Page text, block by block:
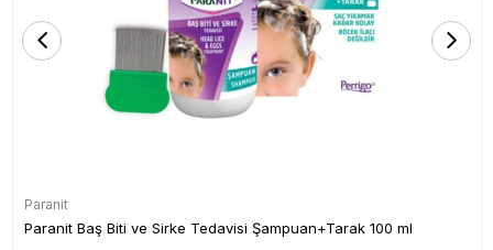
Paranit
Paranit Baş Biti ve Sirke Tedavisi Şampuan+Tarak 100 ml